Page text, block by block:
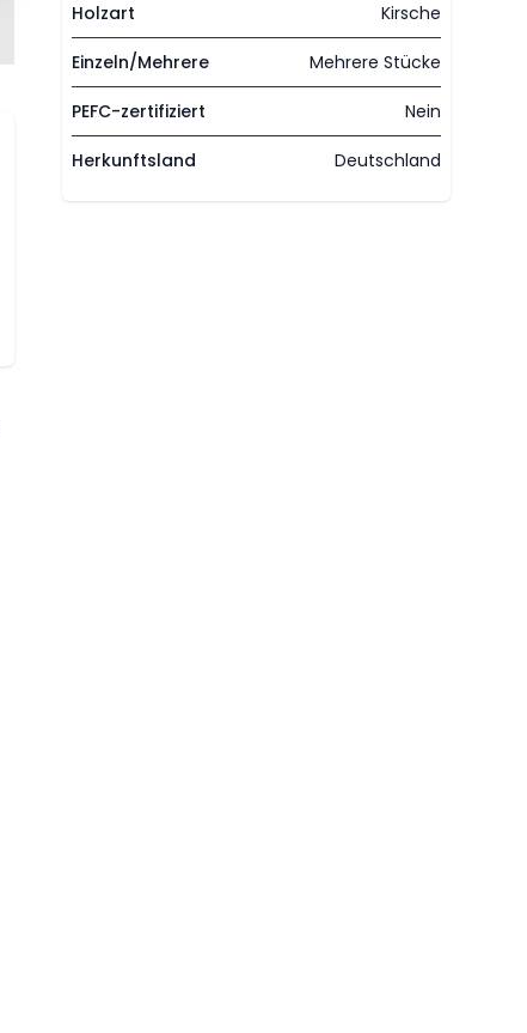
Holzart Kirsche
Einzeln/Mehrere Mehrere Stücke
PEFC-zertifiziert Nein
Herkunftsland Deutschland